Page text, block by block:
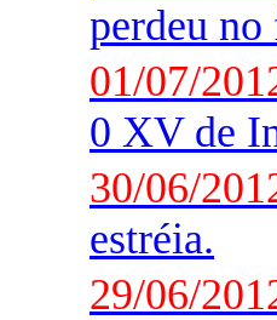
perdeu
01/07/
0 XV de
30/06/
estréia.
29/06/